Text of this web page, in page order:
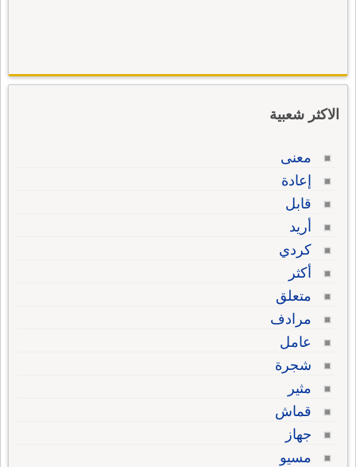
الاكثر شعبية
معنى
إعادة
قابل
أريد
كردي
أكثر
متعلق
مرادف
عامل
شجرة
مثير
قماش
جهاز
مسيو